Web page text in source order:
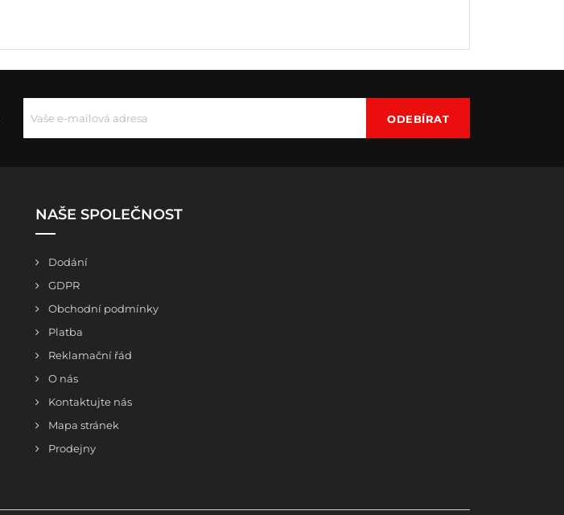
NAŠE SPOLEČNOST
Dodání
GDPR
Obchodní podmínky
Platba
Reklamační řád
O nás
Kontaktujte nás
Mapa stránek
Prodejny